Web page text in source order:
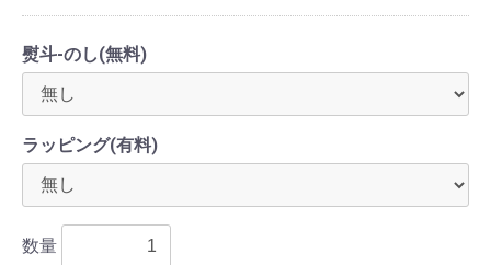
熨斗-のし(無料)
ラッピング(有料)
数量